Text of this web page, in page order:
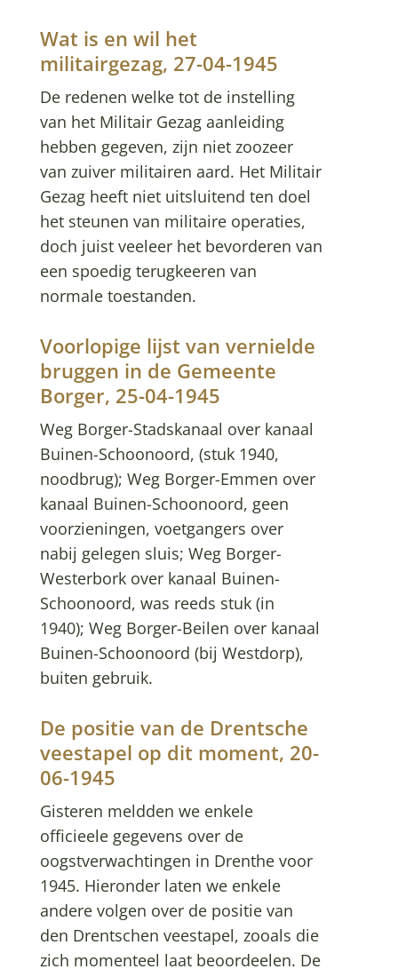
Wat is en wil het
militairgezag, 27-04-1945
De redenen welke tot de instelling
van het Militair Gezag aanleiding
hebben gegeven, zijn niet zoozeer
van zuiver militairen aard. Het Militair
Gezag heeft niet uitsluitend ten doel
het steunen van militaire operaties,
doch juist veeleer het bevorderen van
een spoedig terugkeeren van
normale toestanden.
Voorlopige lijst van vernielde
bruggen in de Gemeente
Borger, 25-04-1945
Weg Borger-Stadskanaal over kanaal
Buinen-Schoonoord, (stuk 1940,
noodbrug); Weg Borger-Emmen over
kanaal Buinen-Schoonoord, geen
voorzieningen, voetgangers over
nabij gelegen sluis; Weg Borger-
Westerbork over kanaal Buinen-
Schoonoord, was reeds stuk (in
1940); Weg Borger-Beilen over kanaal
Buinen-Schoonoord (bij Westdorp),
buiten gebruik.
De positie van de Drentsche
veestapel op dit moment, 20-
06-1945
Gisteren meldden we enkele
officieele gegevens over de
oogstverwachtingen in Drenthe voor
1945. Hieronder laten we enkele
andere volgen over de positie van
den Drentschen veestapel, zooals die
zich momenteel laat beoordeelen. De